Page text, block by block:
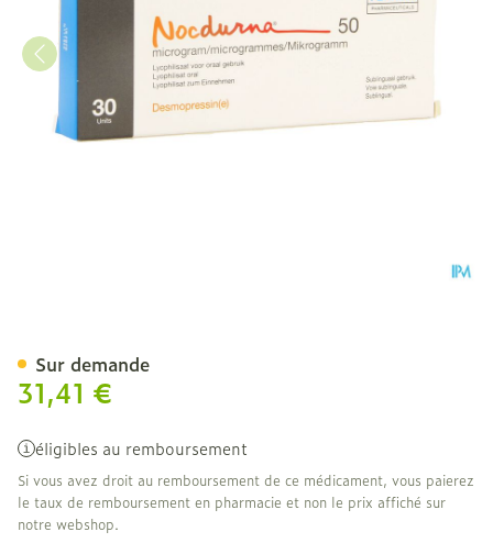
31,41 €
éligibles au remboursement
Si vous avez droit au remboursement de ce médicament, vous paierez
le taux de remboursement en pharmacie et non le prix affiché sur
notre webshop.
Sur demande